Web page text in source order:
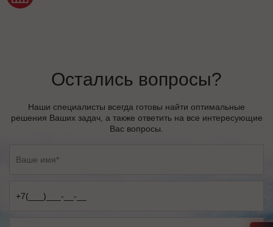
Остались вопросы?
Наши специалисты всегда готовы найти оптимальные
решения Ваших задач, а также ответить на все интересующие
Вас вопросы.